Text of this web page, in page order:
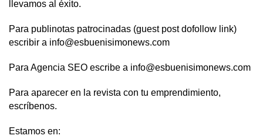
llevamos al éxito.
Para publinotas patrocinadas (guest post dofollow link)
escribir a info@esbuenisimonews.com
Para Agencia SEO escribe a info@esbuenisimonews.com
Para aparecer en la revista con tu emprendimiento,
escríbenos.
Estamos en: